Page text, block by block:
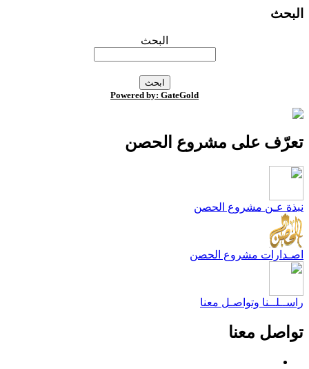
البحث
Powered by: GateGold
على مشروع الحصن
عـن مشروع الحصن
مشروع الحصن
وتواصـل معنا
معنا